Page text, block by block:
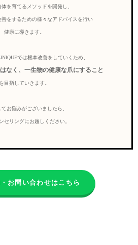
体を育てるメソッドを開発し、
善をするための様々なアドバイスを行い
健康に導きます。
では根本改善をしていくため、
なく、一生物の健康な爪にすること
を目指していきます。
てお悩みがございましたら、
セリングにお越しください。
お問い合わせはこちら